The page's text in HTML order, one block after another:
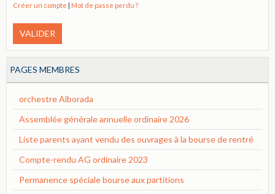
Créer un compte Mot de passe perdu ?
VALIDER
PAGES MEMBRES
orchestre Alborada
Assemblée générale annuelle ordinaire 2026
Liste parents ayant vendu des ouvrages à la bourse de rentré
Compte-rendu AG ordinaire 2023
Permanence spéciale bourse aux partitions